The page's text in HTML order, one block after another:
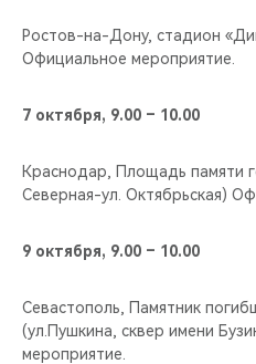
Ростов-на-Дону, cтадион
Официальное мероприятие.
7 октября, 9.00 – 10.00
Краснодар, Площадь памяти
Северная-ул. Октябрьская)
9 октября, 9.00 – 10.00
Севастополь, Памятник
(ул.Пушкина, сквер имени
мероприятие.